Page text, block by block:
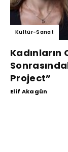
Kültür-Sanat
Project”
Elif Akagün